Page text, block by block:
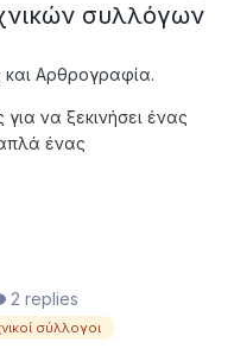
συλλόγων
και Αρθρογραφία.
να ξεκινήσει ένας
ένας
ανθρώπων με το ίδιο
να ανταλλάξει
λειτουργία του...
2 replies
σύλλογοι